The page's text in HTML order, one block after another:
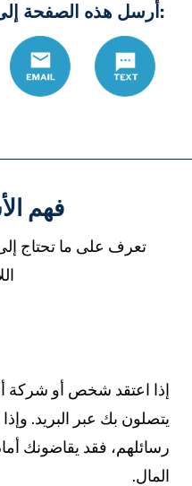
:أرسل هذه الصفحة إلى
Text
Email
فهم
تعرف على ما تحتاج إلى
إذا اعتقد شخص أو شركة أنك
يتصلون بك عبر البريد. وإذا لم
رسائلهم، فقد يقاضونك
المال.